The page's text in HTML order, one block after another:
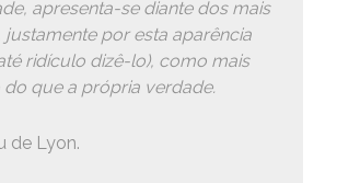
apresenta-se diante dos mais
justamente por esta aparência
ridículo dizê-lo), como mais
que a própria verdade.
de Lyon.